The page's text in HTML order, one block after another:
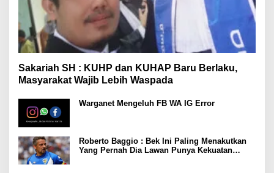
Sakariah SH : KUHP dan KUHAP Baru Berlaku,
Masyarakat Wajib Lebih Waspada
Warganet Mengeluh FB WA IG Error
Roberto Baggio : Bek Ini Paling Menakutkan
Yang Pernah Dia Lawan Punya Kekuatan